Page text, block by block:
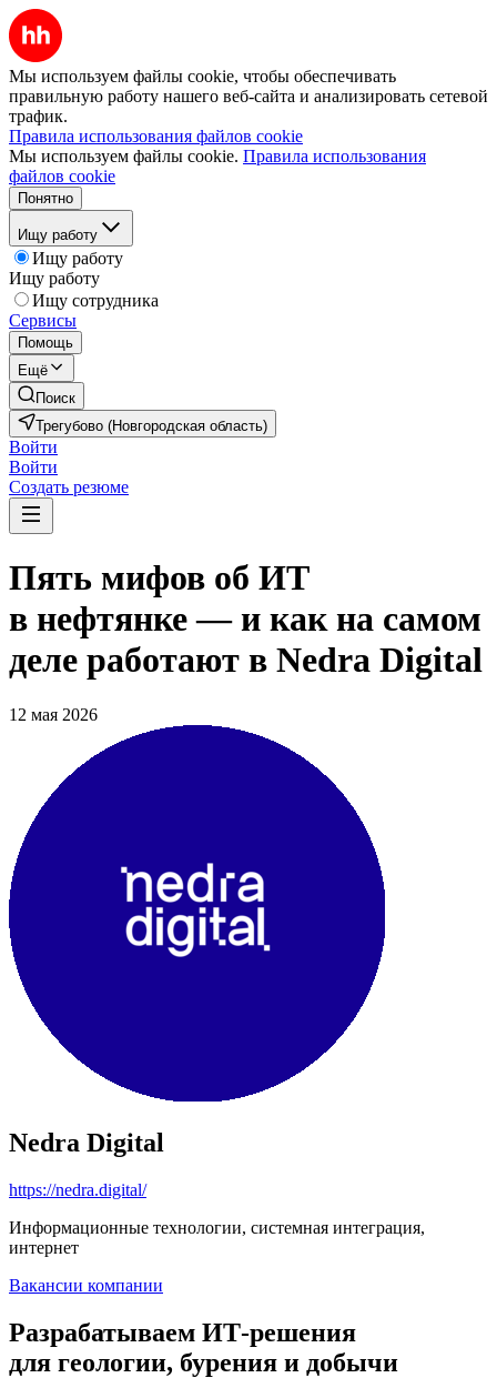
Мы используем файлы cookie, чтобы обеспечивать
правильную работу нашего веб-сайта и анализировать сетевой
трафик.
Правила использования файлов cookie
Мы используем файлы cookie. Правила использования
файлов cookie
Понятно
Ищу работу
Ищу работу
Ищу работу
Ищу сотрудника
Сервисы
Помощь
Ещё
Поиск
Трегубово (Новгородская область)
Войти
Войти
Создать резюме
Пять мифов об ИТ
в нефтянке — и как на самом
деле работают в Nedra Digital
12 мая 2026
Nedra Digital
https://nedra.digital/
Информационные технологии, системная интеграция,
интернет
Вакансии компании
Разрабатываем ИТ-решения
для геологии, бурения и добычи